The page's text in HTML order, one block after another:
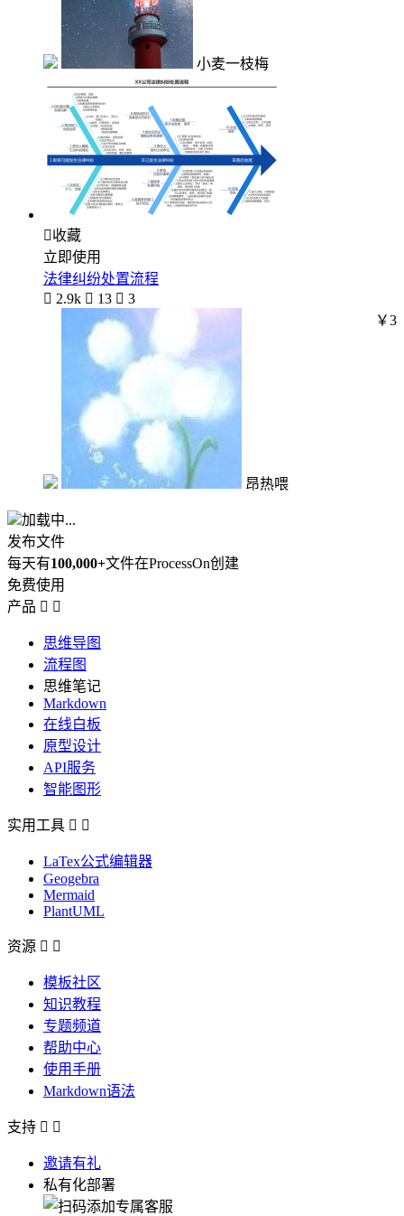
小麦一枝梅
收藏
立即使用
法律纠纷处置流程
 2.9k  13  3
昂热喂
￥3
加载中...
发布文件
每天有100,000+文件在ProcessOn创建
免费使用
产品  
思维导图
流程图
思维笔记
Markdown
在线白板
原型设计
API服务
智能图形
实用工具  
LaTex公式编辑器
Geogebra
Mermaid
PlantUML
资源  
模板社区
知识教程
专题频道
帮助中心
使用手册
Markdown语法
支持  
邀请有礼
私有化部署